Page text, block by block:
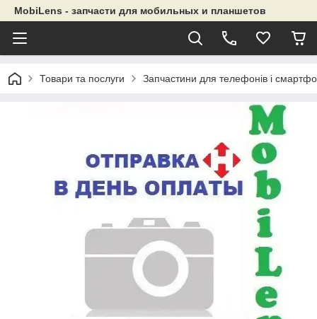
MobiLens - запчасти для мобильных и планшетов
Товари та послуги Запчастини для телефонів і